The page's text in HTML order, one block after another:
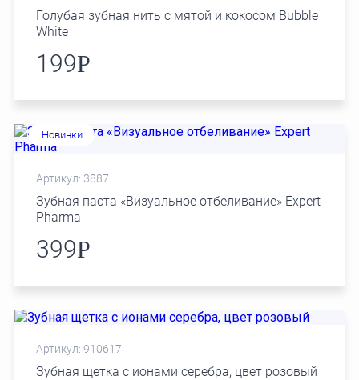
Голубая зубная нить с мятой и кокосом Bubble
White
199Р
Новинки
Артикул: 3887
Зубная паста «Визуальное отбеливание» Expert
Pharma
399Р
Артикул: 910617
Зубная щетка с ионами серебра, цвет розовый